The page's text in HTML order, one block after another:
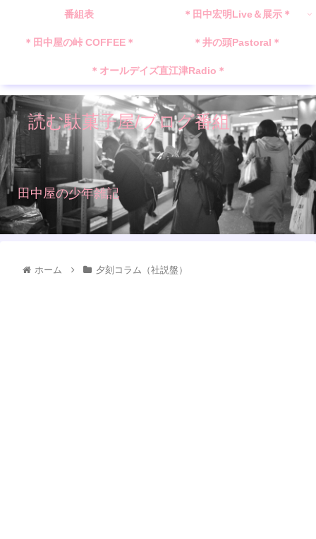
読む駄菓子屋/ブログ番組
田中屋の少年雑記
番組表 ＊田中宏明Live＆展示＊
＊田中屋の峠 COFFEE＊ ＊井の頭Pastoral＊
＊オールデイズ直江津Radio＊
ホーム 夕刻コラム（社説盤）